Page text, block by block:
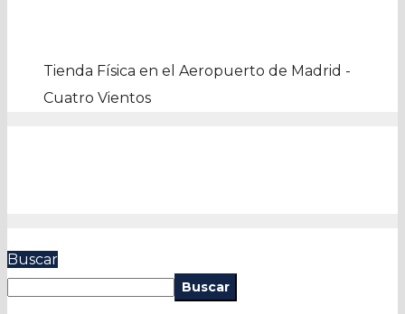
Tienda Física en el Aeropuerto de Madrid -
Cuatro Vientos
Buscar
Buscar